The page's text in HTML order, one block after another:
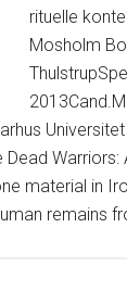
rituelle
Mosholm
Dead
material in
remains